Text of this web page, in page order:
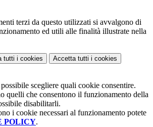
terzi da questo utilizzati si avvalgono di
ed utili alle finalità illustrate nella
tutti i cookies Accetta tutti i cookies
scegliere quali cookie consentire.
quelli che consentono il funzionamento della
disabilitarli.
i cookie necessari al funzionamento potete
POLICY.